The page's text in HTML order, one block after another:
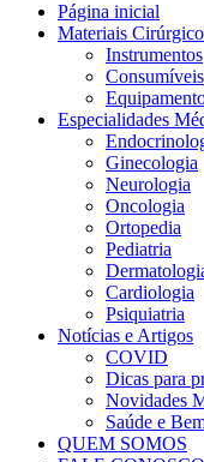
Página inicial
Materiais
Instrumentos
Consumíveis
Especialidades
Ginecologia
Neurologia
Oncologia
Ortopedia
Pediatria
Cardiologia
Psiquiatria
Notícias e Artigos
COVID
Dicas para
Novidades
Saúde e
QUEM SOMOS